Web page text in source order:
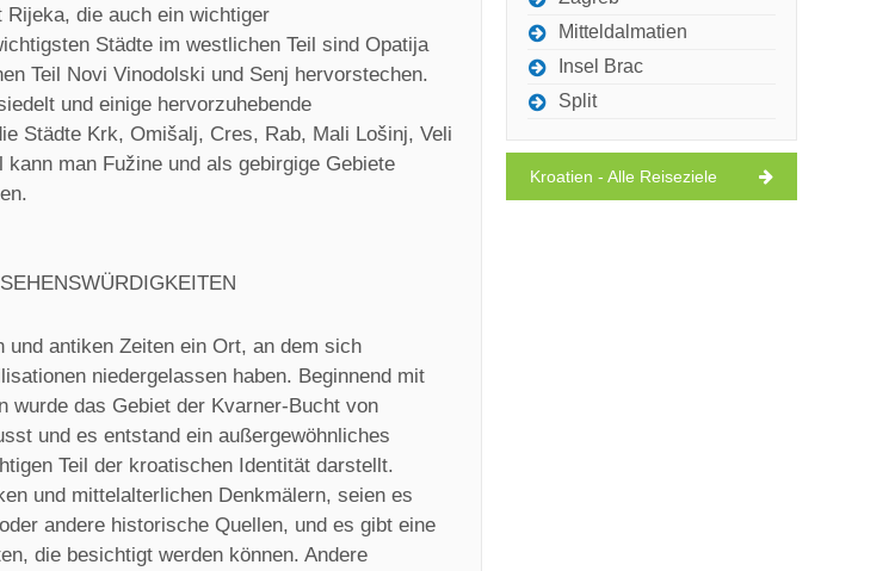
die auch ein wichtiger
Städte im westlichen Teil sind Opatija
Teil Novi Vinodolski und Senj hervorstechen.
und einige hervorzuhebende
Städte Krk, Omišalj, Cres, Rab, Mali Lošinj, Veli
man Fužine und als gebirgige Gebiete
antiken Zeiten ein Ort, an dem sich
niedergelassen haben. Beginnend mit
wurde das Gebiet der Kvarner-Bucht von
und es entstand ein außergewöhnliches
Teil der kroatischen Identität darstellt.
und mittelalterlichen Denkmälern, seien es
andere historische Quellen, und es gibt eine
die besichtigt werden können. Andere
Mitteldalmatien
Insel Brac
Split
Kroatien - Alle Reiseziele